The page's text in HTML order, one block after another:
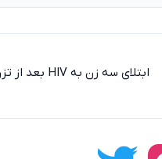
ابتلای سه زن به HIV بعد از تزریقات زیبایی